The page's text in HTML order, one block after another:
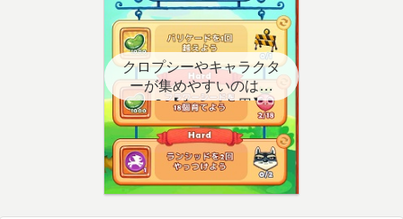
クロプシーやキャラクタ
ーが集めやすいのはど
こ？【クエスト用】